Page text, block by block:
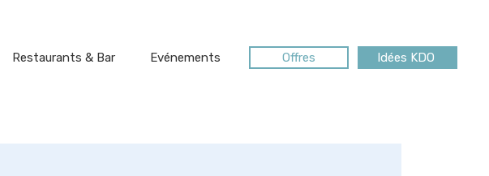
Restaurants & Bar Evénements Offres Idées KDO